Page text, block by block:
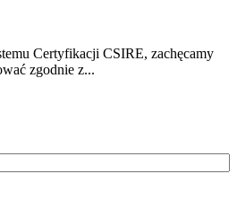
Certyfikacji CSIRE, zachęcamy
zgodnie z...